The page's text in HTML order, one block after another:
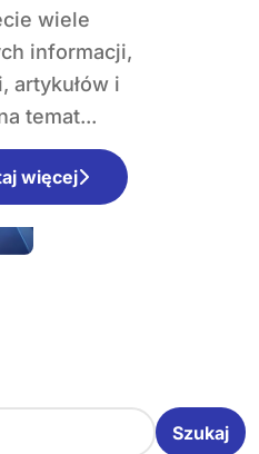
wiele
informacji,
artykułów i
temat...
więcej
Szukaj